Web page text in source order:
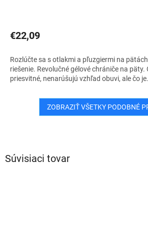
Súvisiaci tovar
€22,09
Rozlúčte sa s otlakmi a pľuzgiermi na
riešenie. Revolučné gélové chrániče na päty.
priesvitné, nenarúšujú vzhľad obuvi, ale čo
ZOBRAZIŤ VŠETKY PODOBNÉ